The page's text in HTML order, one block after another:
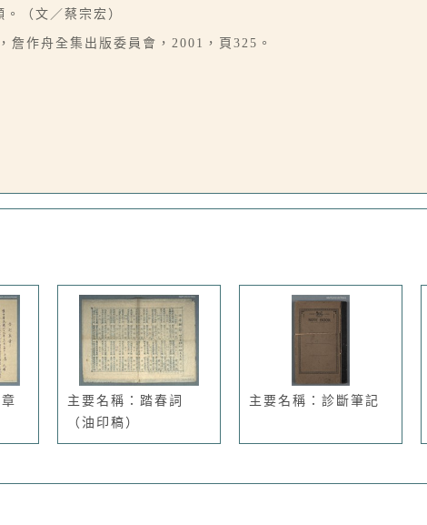
（文／蔡宗宏）
詹作舟全集出版委員會，2001，頁325。
主要名稱：踏春詞
（油印稿）
主要名稱：診斷筆記